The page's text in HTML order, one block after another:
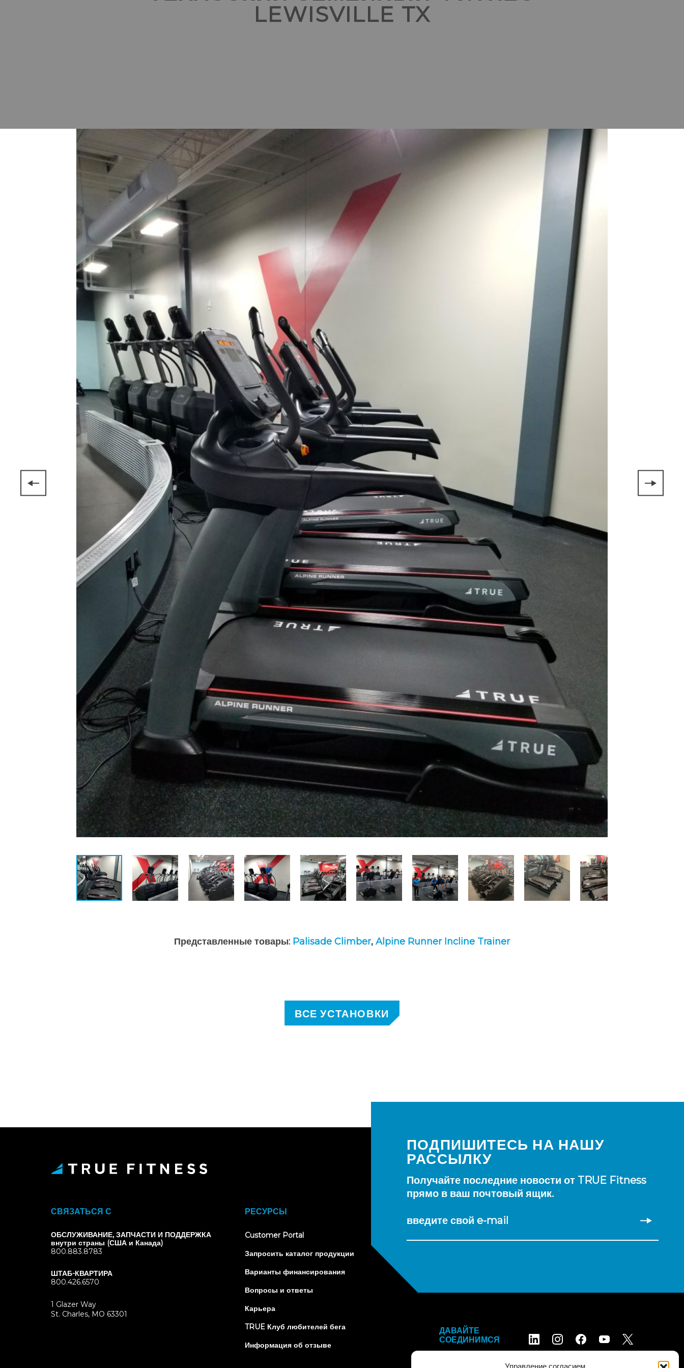
LEWISVILLE TX
Представленные товары: Palisade Climber, Alpine Runner Incline Trainer
ВСЕ УСТАНОВКИ
ПОДПИШИТЕСЬ НА НАШУ
РАССЫЛКУ
Получайте последние новости от TRUE Fitness
прямо в ваш почтовый ящик.
введите свой e-mail
СВЯЗАТЬСЯ С
ОБСЛУЖИВАНИЕ, ЗАПЧАСТИ И ПОДДЕРЖКА
внутри страны (США и Канада)
800.883.8783
ШТАБ-КВАРТИРА
800.426.6570
1 Glazer Way
St. Charles, MO 63301
РЕСУРСЫ
Customer Portal(opens
new
Запросить каталог продукции
Варианты финансирования
Вопросы и ответы
Карьера
TRUE Клуб любителей бега
Информация об отзыве
ДАВАЙТЕ
СОЕДИНИМСЯ